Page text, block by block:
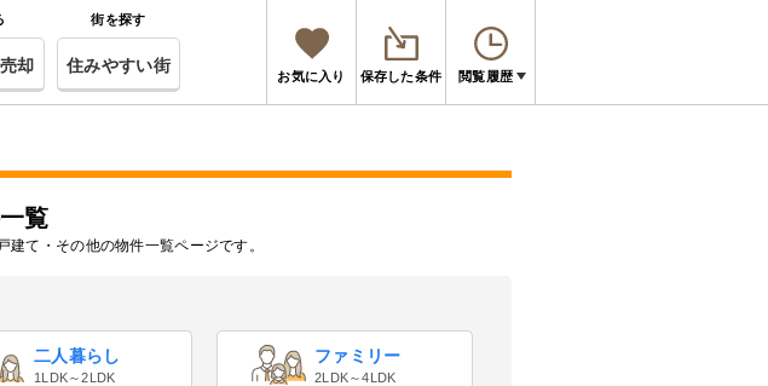
却
街を探す
住みやすい街
お気に入り 保存した条件 閲覧履歴
覧
て・その他の物件一覧ページです。
二人暮らし
1LDK～2LDK
ファミリー
2LDK～4LDK